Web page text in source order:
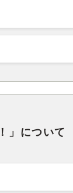
」について